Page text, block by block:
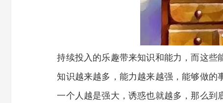
持续投入的乐趣带来知识和能力，而这些能
知识越来越多，能力越来越强，能够做的事
一个人越是强大，诱惑也就越多，那么到